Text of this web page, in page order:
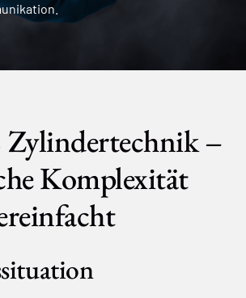
–
Komplexität